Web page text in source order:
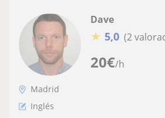
20€/h
Dave
★ 5,0 (2
Madrid
Inglés